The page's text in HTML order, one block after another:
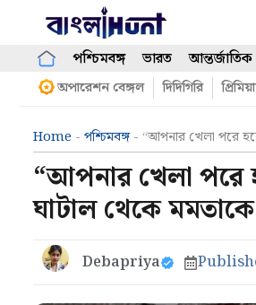
content
পশ্চিমবঙ্গ ভারত আন্তর্জাতিক
অপারেশন বেঙ্গল দিদিগিরি
Home - পশ্চিমবঙ্গ- “আপনার খেলা পরে
“আপনার খেলা পরে
ঘাটাল থেকে
Debapriya